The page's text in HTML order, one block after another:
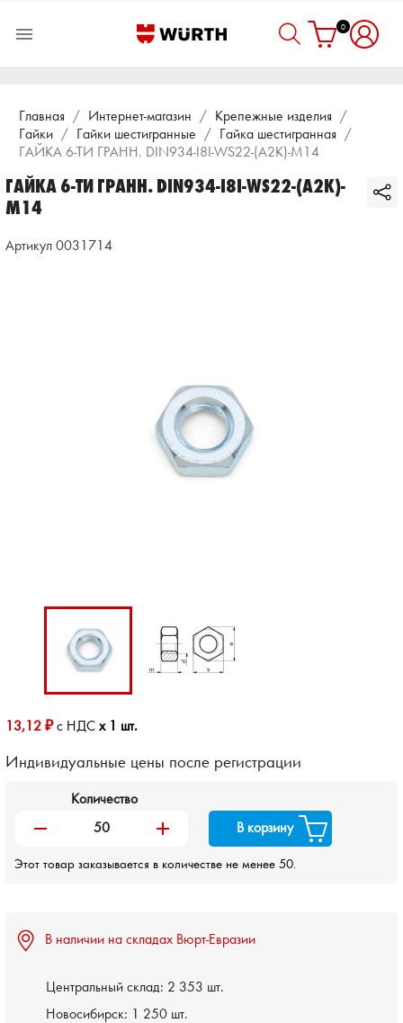
 0
Главная Интернет-магазин
Крепежные изделия
Гайки
Гайки шестигранные
Гайка шестигранная
ГАЙКА 6-ТИ ГРАНН. DIN934-I8I-WS22-(A2K)-M14
ГАЙКА 6-ТИ ГРАНН. DIN934-I8I-WS22-(A2K)-
M14
Артикул 0031714
13,12 ₽с НДСx 1 шт.
Индивидуальные цены после регистрации
Количество
remove add В корзину
Этот товар заказывается в количестве не менее 50.
В наличии на складах Вюрт-Евразии
Центральный склад: 2 353 шт.
Новосибирск:
1 250 шт.